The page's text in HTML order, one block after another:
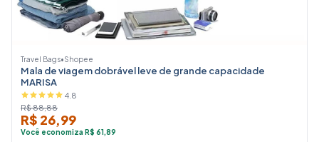
Travel Bags•Shopee
Mala de viagem dobrável leve de grande capacidade
MARISA
4.8
R$ 88,88
R$ 26,99
Você economiza R$ 61,89